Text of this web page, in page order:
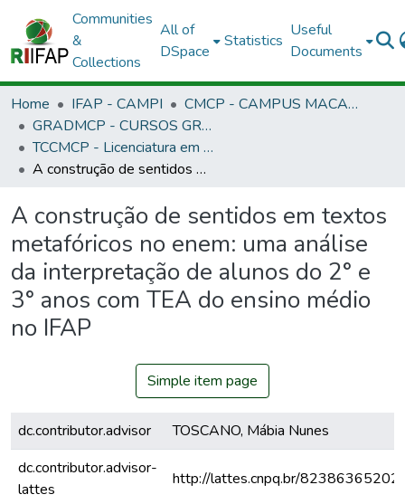
Communities
&
Collections
All of
DSpace
Statistics
Useful
Documents
Home IFAP - CAMPI
CMCP - CAMPUS MACAPÁ
GRADMCP - CURSOS GRADUAÇÃO - CAMPUS MACAPÁ
TCCMCP - Licenciatura em Letras Português/Inglês
A construção de sentidos em textos metafóricos no enem: uma análise da interpretação de alunos do 2° e 3° anos com TEA do ensino médio no IFAP
A construção de sentidos em textos
metafóricos no enem: uma análise
da interpretação de alunos do 2° e
3° anos com TEA do ensino médio
no IFAP
Simple item page
dc.contributor.advisor
TOSCANO, Mábia Nunes
dc.contributor.advisor-
lattes
http://lattes.cnpq.br/